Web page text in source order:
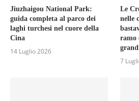
Jiuzhaigou National Park:
guida completa al parco dei
laghi turchesi nel cuore della
Cina
14 Luglio 2026
Le
nelle
ramo
7